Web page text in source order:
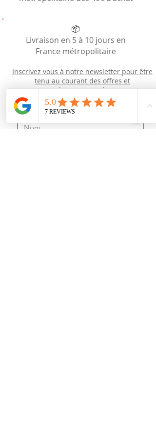
📦
Livraison en 5 à 10 jours en
France métropolitaire
Inscrivez vous à notre newsletter pour être
tenu au courant des offres et
desnouveautés
Newsletter